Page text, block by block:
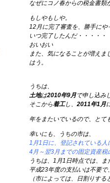
なぜにコノ春からの税金書類
もしやもしや。
12月に完了審査を、勝手にや
いつ完了したんだ・・・・・
おいおい
また、気になることが増えま
はう。
うちは、
土地は2010年9月で申し込み
そこから着工し、2011年1月
年をまたいでいるので、とて
幸いにも、うちの市は、
1月1日に、登記されている人
4月～翌3月までの固定資産税
うちは、1月1日時点では、
平成23年度の支払いは不要
（市によっては、日割りす